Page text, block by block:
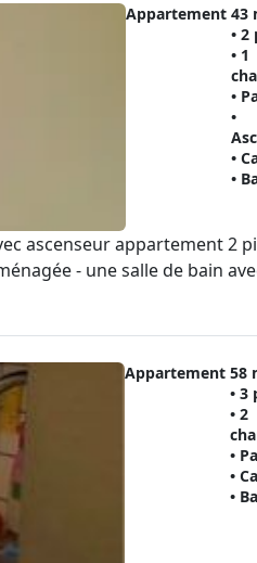
Appartement 43
• 2
• 1
•
•
•
•
ascenseur appartement
- une salle de bain
Appartement 58
• 3
• 2
•
•
•